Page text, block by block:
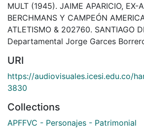
MULT (1945). JAIME APARICIO, EX-
BERCHMANS Y CAMPEÓN
ATLETISMO & 202760. SANTIAGO
Departamental Jorge Garces
URI
https://audiovisuales.icesi.edu.co/
3830
Collections
APFFVC - Personajes - Patrimonial